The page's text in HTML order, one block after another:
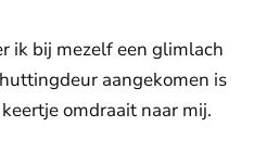
ik bij mezelf een glimlach
aangekomen is
omdraait naar mij.